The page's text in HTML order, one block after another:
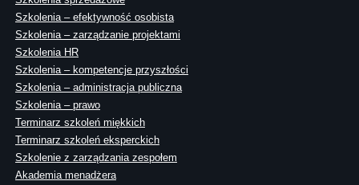
Szkolenia – efektywność osobista
Szkolenia – zarządzanie projektami
Szkolenia HR
Szkolenia – kompetencje przyszłości
Szkolenia – administracja publiczna
Szkolenia – prawo
Terminarz szkoleń miękkich
Terminarz szkoleń eksperckich
Szkolenie z zarządzania zespołem
Akademia menadżera